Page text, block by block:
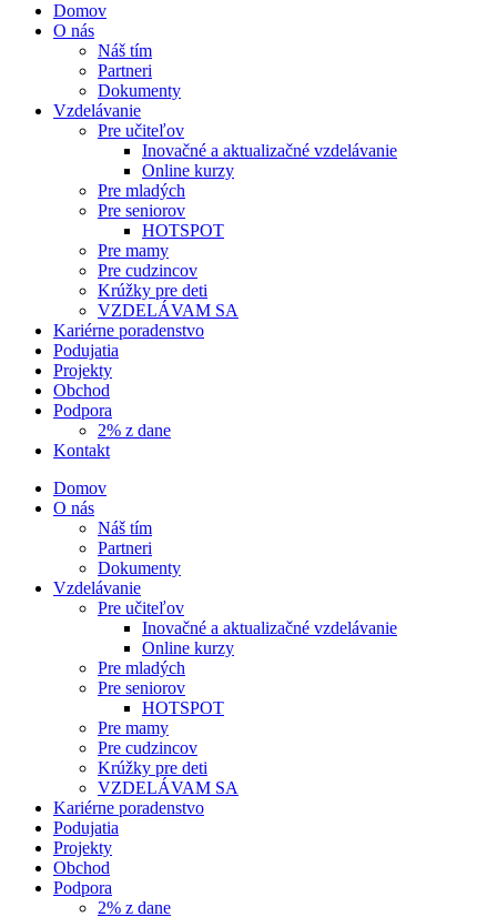
Domov
O nás
Náš tím
Partneri
Dokumenty
Vzdelávanie
Pre učiteľov
Inovačné a aktualizačné vzdelávanie
Online kurzy
Pre mladých
Pre seniorov
HOTSPOT
Pre mamy
Pre cudzincov
Krúžky pre deti
VZDELÁVAM SA
Kariérne poradenstvo
Podujatia
Projekty
Obchod
Podpora
2% z dane
Kontakt
Domov
O nás
Náš tím
Partneri
Dokumenty
Vzdelávanie
Pre učiteľov
Inovačné a aktualizačné vzdelávanie
Online kurzy
Pre mladých
Pre seniorov
HOTSPOT
Pre mamy
Pre cudzincov
Krúžky pre deti
VZDELÁVAM SA
Kariérne poradenstvo
Podujatia
Projekty
Obchod
Podpora
2% z dane